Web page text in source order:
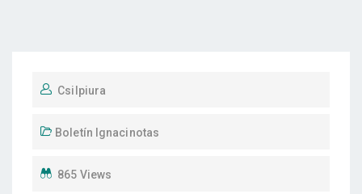
Csilpiura
Boletín Ignacinotas
865 Views